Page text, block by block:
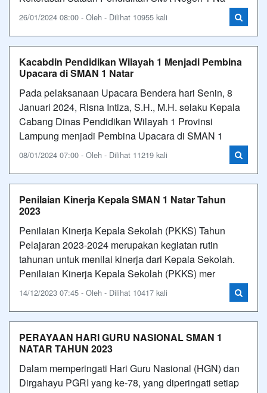
26/01/2024 08:00 - Oleh - Dilihat 10955 kali
Kacabdin Pendidikan Wilayah 1 Menjadi Pembina
Upacara di SMAN 1 Natar
Pada pelaksanaan Upacara Bendera hari Senin, 8
Januari 2024, Risna Intiza, S.H., M.H. selaku Kepala
Cabang Dinas Pendidikan Wilayah 1 Provinsi
Lampung menjadi Pembina Upacara di SMAN 1
08/01/2024 07:00 - Oleh - Dilihat 11219 kali
Penilaian Kinerja Kepala SMAN 1 Natar Tahun
2023
Penilaian Kinerja Kepala Sekolah (PKKS) Tahun
Pelajaran 2023-2024 merupakan kegiatan rutin
tahunan untuk menilai kinerja dari Kepala Sekolah.
Penilaian Kinerja Kepala Sekolah (PKKS) mer
14/12/2023 07:45 - Oleh - Dilihat 10417 kali
PERAYAAN HARI GURU NASIONAL SMAN 1
NATAR TAHUN 2023
Dalam memperingati Hari Guru Nasional (HGN) dan
Dirgahayu PGRI yang ke-78, yang diperingati setiap